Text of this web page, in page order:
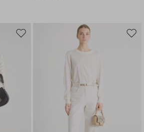
Sposta